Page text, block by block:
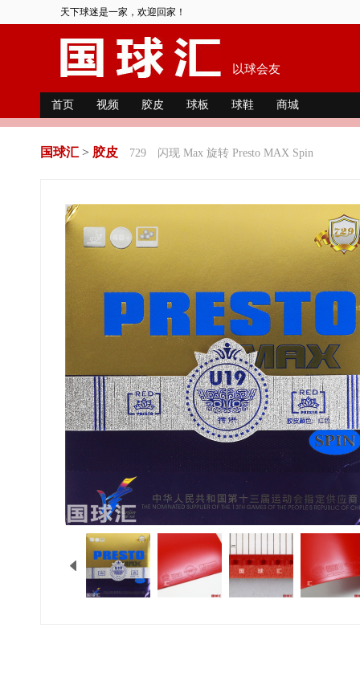
天下球迷是一家，欢迎回家！
以球会友
首页 视频 胶皮 球板 球鞋 商城
国球汇 > 胶皮 729 闪现 Max 旋转 Presto MAX Spin